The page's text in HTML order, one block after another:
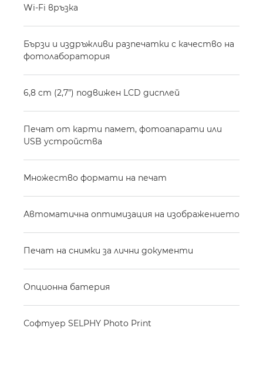
Wi-Fi връзка
Бързи и издръжливи разпечатки с качество на
фотолаборатория
6,8 cm (2,7”) подвижен LCD дисплей
Печат от карти памет, фотоапарати или
USB устройства
Множество формати на печат
Автоматична оптимизация на изображението
Печат на снимки за лични документи
Опционна батерия
Софтуер SELPHY Photo Print